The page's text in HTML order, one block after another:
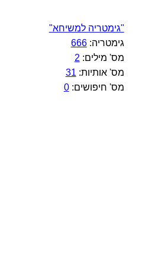
"גימטריה למשיחא"
גימטריה:666
מס' מילים: 2
מס' אותיות: 31
מס' חיפושים:0